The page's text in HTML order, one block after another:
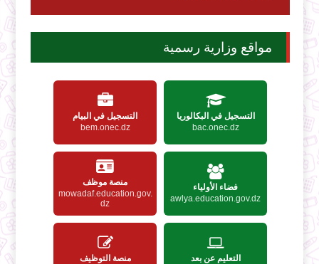
مواقع وزارية رسمية
التسجيل في البكالوريا
bac.onec.dz
التسجيل في البيام
bem.onec.dz
فضاء الأولياء
awlya.education.gov.dz
منصة موظف
mowadaf.education.gov.
dz
التعليم عن بعد
منصة التوظيف